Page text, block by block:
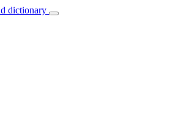
dictionary